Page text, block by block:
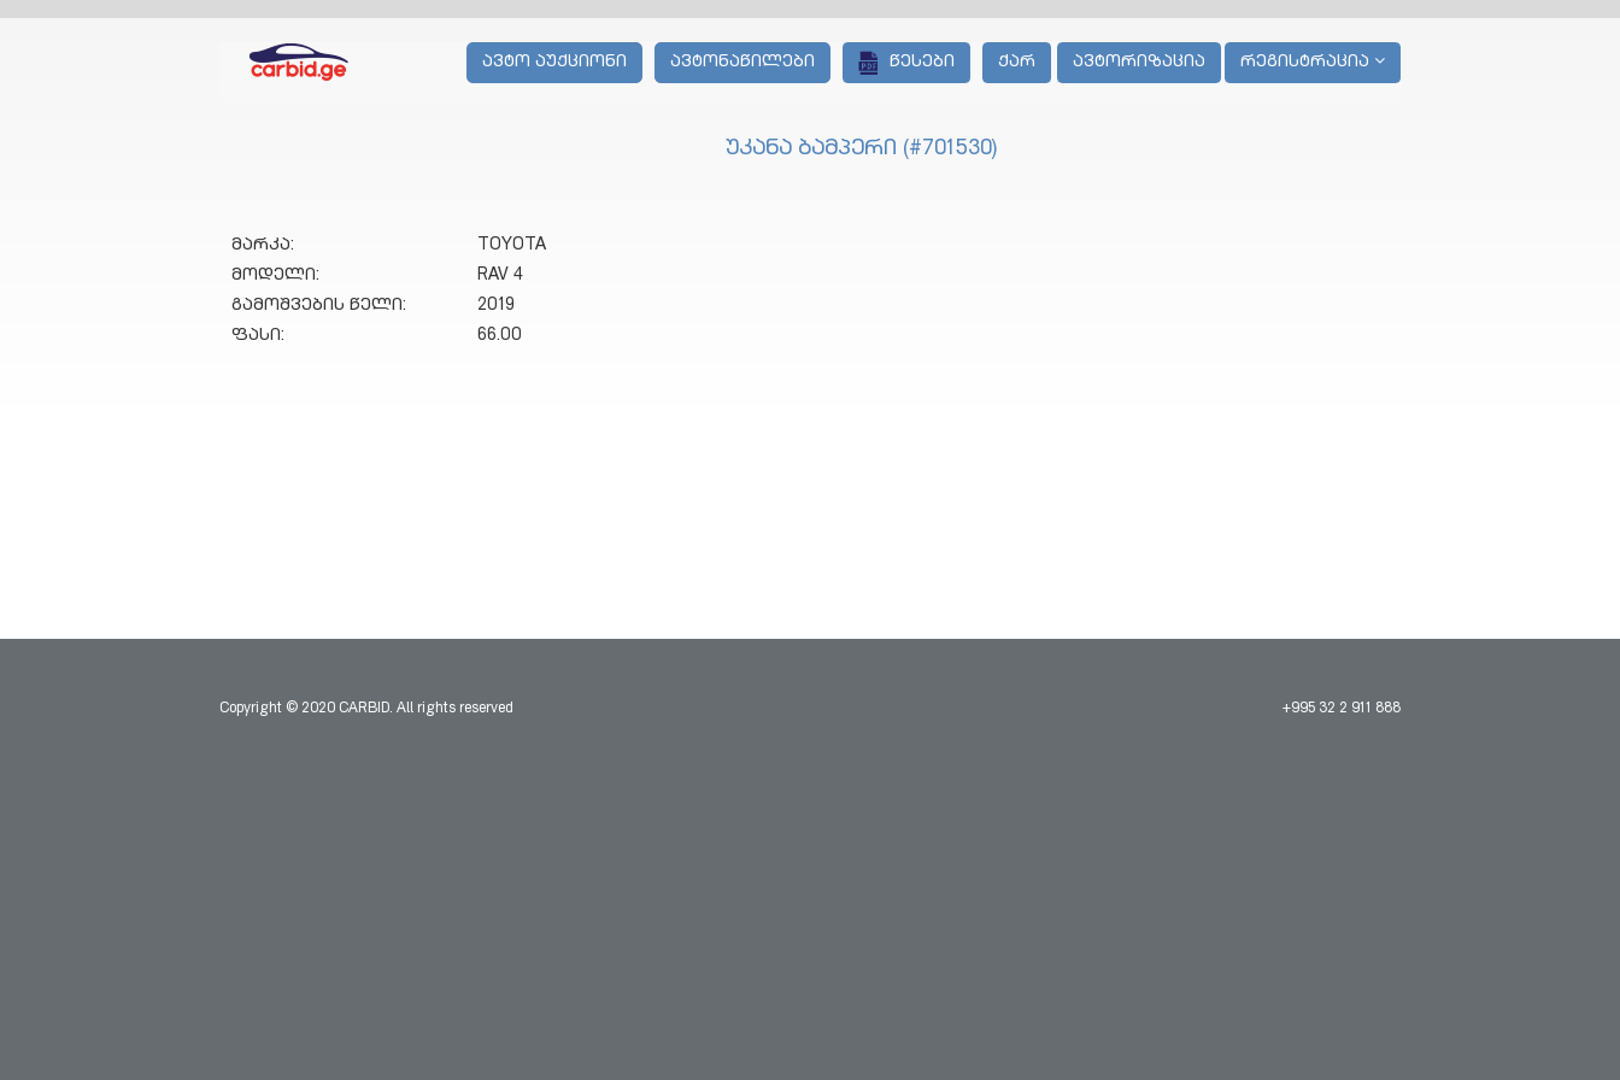
ავტო აუქციონი ავტონაწილები წესები ქარ რეგისტრაცია
ავტორიზაცია
უკანა ბამპერი (#701530)
მარკა:
TOYOTA
მოდელი:
RAV 4
გამოშვების წელი:
2019
ფასი:
66.00
Copyright © 2020 CARBID. All rights reserved +995 32 2 911 888